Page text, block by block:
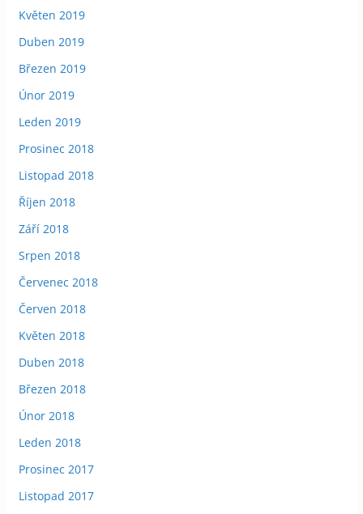
Květen 2019
Duben 2019
Březen 2019
Únor 2019
Leden 2019
Prosinec 2018
Listopad 2018
Říjen 2018
Září 2018
Srpen 2018
Červenec 2018
Červen 2018
Květen 2018
Duben 2018
Březen 2018
Únor 2018
Leden 2018
Prosinec 2017
Listopad 2017